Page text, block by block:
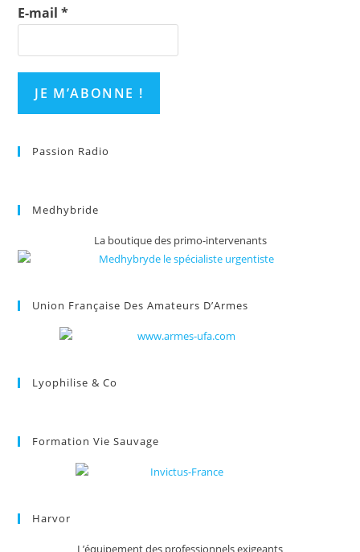
E-mail*
Passion Radio
Medhybride
La boutique des primo-intervenants
Union Française Des Amateurs D’Armes
Lyophilise & Co
Formation Vie Sauvage
Harvor
L’équipement des professionnels exigeants